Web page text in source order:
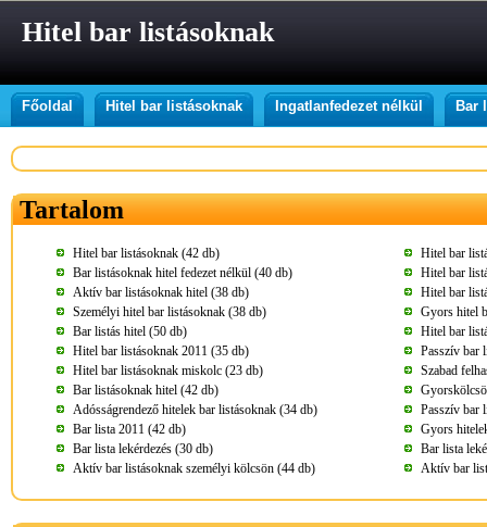
Hitel bar listásoknak
Főoldal Hitel bar listásoknak Ingatlanfedezet nélkül Bar
Tartalom
Hitel bar listásoknak (42 db)
Hitel bar
Bar listásoknak hitel fedezet nélkül (40 db)
Hitel bar
Aktív bar listásoknak hitel (38 db)
Hitel bar
Személyi hitel bar listásoknak (38 db)
Gyors hitel
Bar listás hitel (50 db)
Hitel bar
Hitel bar listásoknak 2011 (35 db)
Passzív bar
Hitel bar listásoknak miskolc (23 db)
Szabad
Bar listásoknak hitel (42 db)
Adósságrendező hitelek bar listásoknak (34 db)
Passzív bar
Bar lista 2011 (42 db)
Gyors
Bar lista lekérdezés (30 db)
Bar lista
Aktív bar listásoknak személyi kölcsön (44 db)
Aktív bar